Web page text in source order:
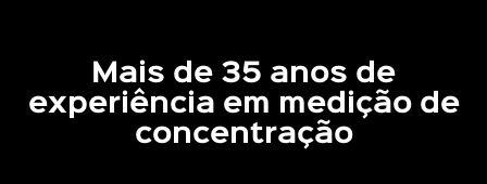
Mais de 35 anos de
experiência em medição de
concentração